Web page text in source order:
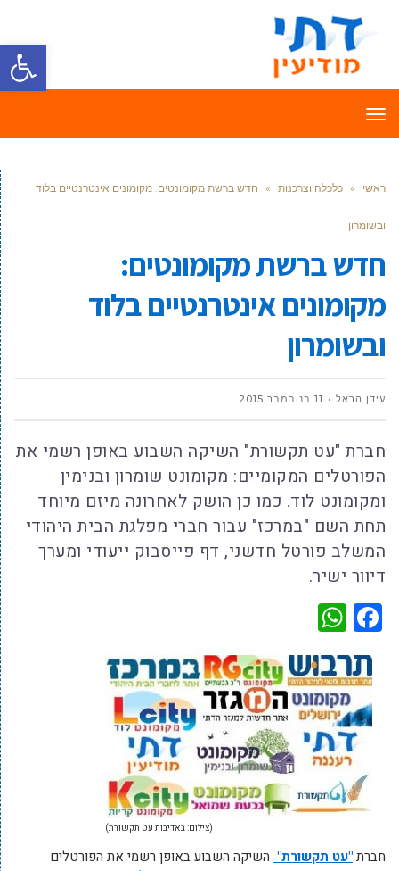
פתח
תפריט
ראשי » כלכלה וצרכנות » חדש ברשת מקומונטים: מקומונים אינטרנטיים בלוד
ובשומרון
חדש ברשת מקומונטים:
מקומונים אינטרנטיים בלוד
ובשומרון
עידן הראל 11 בנובמבר 2015
חברת "עט תקשורת" השיקה השבוע באופן רשמי את
הפורטלים המקומיים: מקומונט שומרון ובנימין
ומקומונט לוד. כמו כן הושק לאחרונה מיזם מיוחד
תחת השם "במרכז" עבור חברי מפלגת הבית היהודי
המשלב פורטל חדשני, דף פייסבוק ייעודי ומערך
דיוור ישיר.
Facebook
(צילום: באדיבות עט תקשורת)
חברת"עט תקשורת" השיקה השבוע באופן רשמי את הפורטלים